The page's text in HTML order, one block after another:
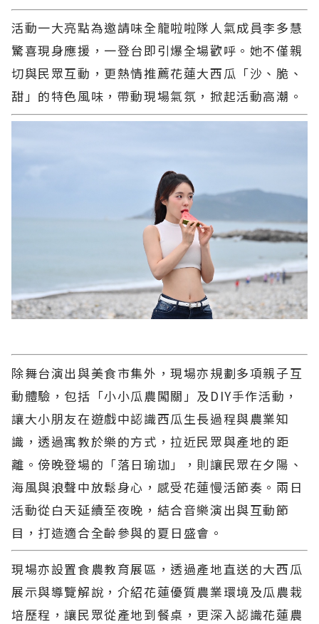
活動一大亮點為邀請味全龍啦啦隊人氣成員李多慧
驚喜現身應援，一登台即引爆全場歡呼。她不僅親
切與民眾互動，更熱情推薦花蓮大西瓜「沙、脆、
甜」的特色風味，帶動現場氣氛，掀起活動高潮。
除舞台演出與美食市集外，現場亦規劃多項親子互
動體驗，包括「小小瓜農闖關」及DIY手作活動，
讓大小朋友在遊戲中認識西瓜生長過程與農業知
識，透過寓教於樂的方式，拉近民眾與產地的距
離。傍晚登場的「落日瑜珈」，則讓民眾在夕陽、
海風與浪聲中放鬆身心，感受花蓮慢活節奏。兩日
活動從白天延續至夜晚，結合音樂演出與互動節
目，打造適合全齡參與的夏日盛會。
現場亦設置食農教育展區，透過產地直送的大西瓜
展示與導覽解說，介紹花蓮優質農業環境及瓜農栽
培歷程，讓民眾從產地到餐桌，更深入認識花蓮農